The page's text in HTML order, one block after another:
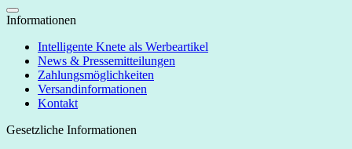
Informationen
Intelligente Knete als Werbeartikel
News & Pressemitteilungen
Zahlungsmöglichkeiten
Versandinformationen
Kontakt
Gesetzliche Informationen